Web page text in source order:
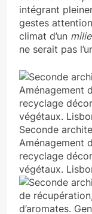
intégrant
gestes
climat d’un
ne serait pas
Seconde
Aménagement
recyclage
végétaux.